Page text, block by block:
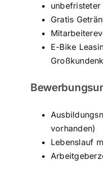
Gratis
E-Bike
vorhanden)
Lebenslauf